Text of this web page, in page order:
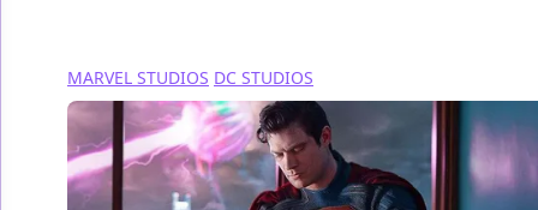
MARVEL STUDIOS DC STUDIOS